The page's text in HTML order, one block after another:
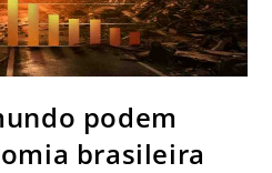
podem
brasileira